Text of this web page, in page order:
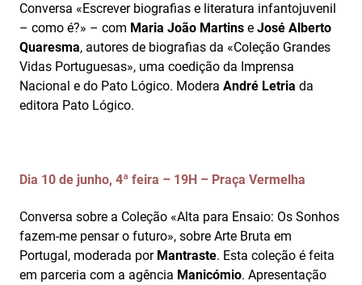
Conversa «Escrever biografias e literatura infantojuvenil
– como é?» – com Maria João Martins e José Alberto
Quaresma, autores de biografias da «Coleção Grandes
Vidas Portuguesas», uma coedição da Imprensa
Nacional e do Pato Lógico. Modera André Letria da
editora Pato Lógico.
Dia 10 de junho, 4ª feira – 19H – Praça Vermelha
Conversa sobre a Coleção «Alta para Ensaio: Os Sonhos
fazem-me pensar o futuro», sobre Arte Bruta em
Portugal, moderada por Mantraste. Esta coleção é feita
em parceria com a agência Manicómio. Apresentação